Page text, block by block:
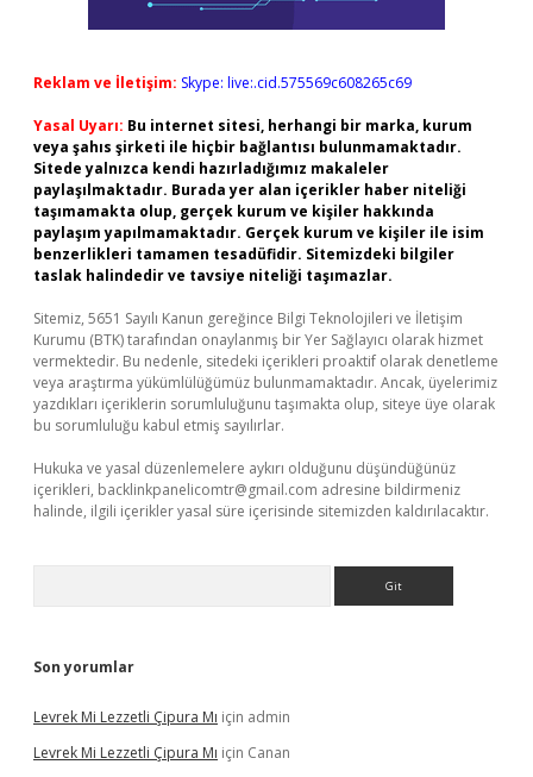
Reklam ve İletişim: Skype: live:.cid.575569c608265c69
Yasal Uyarı: Bu internet sitesi, herhangi bir marka, kurum
veya şahıs şirketi ile hiçbir bağlantısı bulunmamaktadır.
Sitede yalnızca kendi hazırladığımız makaleler
paylaşılmaktadır. Burada yer alan içerikler haber niteliği
taşımamakta olup, gerçek kurum ve kişiler hakkında
paylaşım yapılmamaktadır. Gerçek kurum ve kişiler ile isim
benzerlikleri tamamen tesadüfidir. Sitemizdeki bilgiler
taslak halindedir ve tavsiye niteliği taşımazlar.
Sitemiz, 5651 Sayılı Kanun gereğince Bilgi Teknolojileri ve İletişim
Kurumu (BTK) tarafından onaylanmış bir Yer Sağlayıcı olarak hizmet
vermektedir. Bu nedenle, sitedeki içerikleri proaktif olarak denetleme
veya araştırma yükümlülüğümüz bulunmamaktadır. Ancak, üyelerimiz
yazdıkları içeriklerin sorumluluğunu taşımakta olup, siteye üye olarak
bu sorumluluğu kabul etmiş sayılırlar.
Hukuka ve yasal düzenlemelere aykırı olduğunu düşündüğünüz
içerikleri, backlinkpanelicomtr@gmail.com adresine bildirmeniz
halinde, ilgili içerikler yasal süre içerisinde sitemizden kaldırılacaktır.
Son yorumlar
Levrek Mi Lezzetli Çipura Mı için admin
Levrek Mi Lezzetli Çipura Mı için Canan